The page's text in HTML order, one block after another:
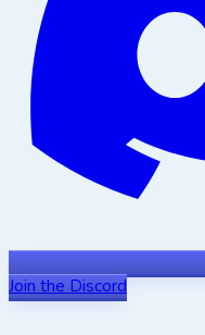
Join the Discord